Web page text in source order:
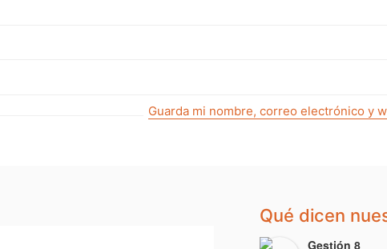
Guarda mi nombre, correo electrónico y
Qué dicen
Gestión 8